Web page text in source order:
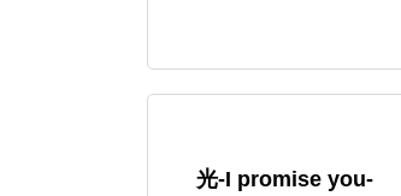
光-I promise you-